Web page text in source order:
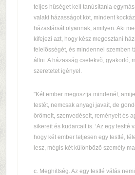
teljes hûséget kell tanúsítania
valaki házasságot köt, mindent
házastársát olyannak, amilyen. Aki
kifejezi azt, hogy kész megosztani
felelõsségét, és mindennel szemben
állni. A házasság cselekvõ, gyakorló,
szeretetet igényel.
"Két ember megosztja mindenét,
testét, nemcsak anyagi javait, de
örömeit, szenvedéseit, reményeit és
sikereit és kudarcait is. ‘Az egy testté
hogy két ember teljesen egy testté,
lesz, mégis két különbözõ személy
c. Meghittség. Az egy testté válás